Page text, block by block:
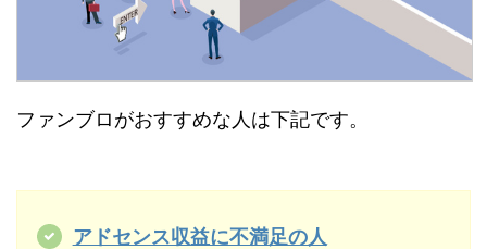
ファンブロがおすすめな人は下記です。
アドセンス収益に不満足の人